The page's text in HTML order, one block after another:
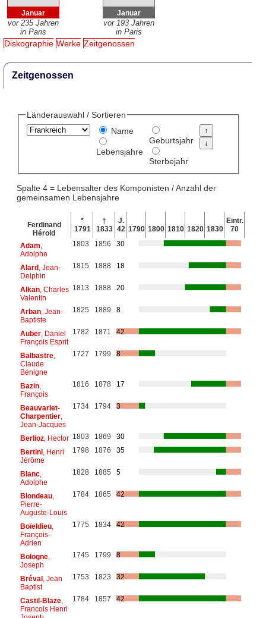
Januar
vor 235 Jahren
in Paris
Januar
vor 193 Jahren
in Paris
Diskographie Werke Zeitgenossen
Zeitgenossen
Länderauswahl / Sortieren
Name
Lebensjahre
Geburtsjahr
Sterbejahr
Spalte 4 = Lebensalter des Komponisten / Anzahl der
gemeinsamen Lebensjahre
Ferdinand
Hérold
*
1791
†
1833
J.
42 1790 1800 1810 1820 1830
Eintr.
70
Adam
Adolphe
1803 1856 30
Alard, Jean-
Delphin
1815 1888 18
Alkan, Charles
Valentin
1813 1888 20
Arban, Jean-
Baptiste
1825 1889 8
Auber, Daniel
François Esprit
1782 1871 42
Balbastre,
Claude
Bénigne
1727 1799 8
Bazin,
François
1816 1878 17
Beauvarlet-
Charpentier,
Jean-Jacques
1734 1794 3
Berlioz, Hector 1803 1869
30
Bertini, Henri
Jérôme
1798 1876 35
Blanc,
Adolphe
1828 1885 5
Blondeau,
Pierre-
Auguste-Louis
1784 1865 42
Boïeldieu,
François-
Adrien
1775 1834 42
Bologne,
Joseph
1745 1799 8
Bréval, Jean
Baptist
1753 1823 32
Castil-Blaze,
Francois Henri
1784 1857 42